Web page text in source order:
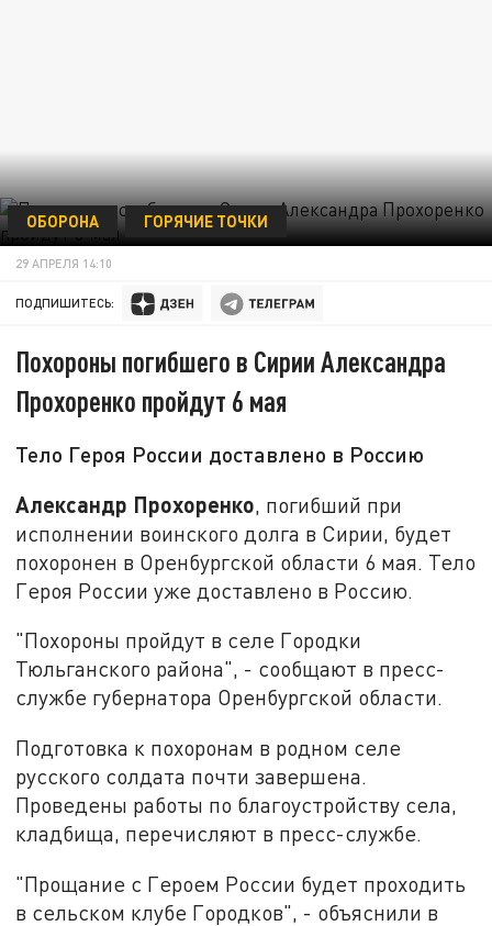
ОБОРОНА ГОРЯЧИЕ ТОЧКИ
29 АПРЕЛЯ 14:10
ПОДПИШИТЕСЬ:
Похороны погибшего в Сирии Александра
Прохоренко пройдут 6 мая
Тело Героя России доставлено в Россию
Александр Прохоренко, погибший при
исполнении воинского долга в Сирии, будет
похоронен в Оренбургской области 6 мая. Тело
Героя России уже доставлено в Россию.
"Похороны пройдут в селе Городки
Тюльганского района", - сообщают в пресс-
службе губернатора Оренбургской области.
Подготовка к похоронам в родном селе
русского солдата почти завершена.
Проведены работы по благоустройству села,
кладбища, перечисляют в пресс-службе.
"Прощание с Героем России будет проходить
в сельском клубе Городков", - объяснили в